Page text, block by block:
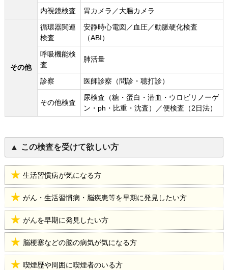
内視鏡検査 胃カメラ／大腸カメラ
その他
循環器関連
検査
安静時心電図／血圧／動脈硬化検査
（ABI）
呼吸機能検
査
肺活量
診察 医師診察（問診・聴打診）
その他検査
尿検査（糖・蛋白・潜血・ウロビリノーゲ
ン・ph・比重・沈査）／便検査（2日法）
この検査を受けて欲しい方
生活習慣病が気になる方
がん・生活習慣病・脳疾患等を早期に発見したい方
がんを早期に発見したい方
脳梗塞などの脳の病気が気になる方
喫煙歴や周囲に喫煙者のいる方